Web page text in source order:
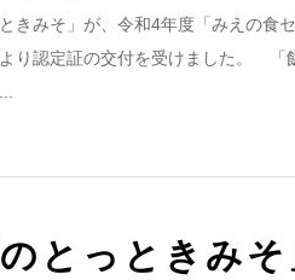
きみそ」が、令和4年度「みえの食
り認定証の交付を受けました。 「
のとっときみ